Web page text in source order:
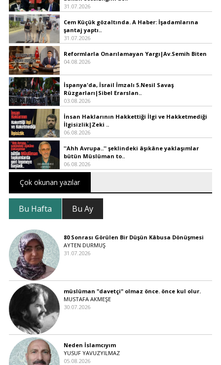
31.07.2026
Cem Küçük gözaltında. A Haber: İşadamlarına
şantaj yaptı..
31.07.2026
Reformlarla Onarılamayan Yargı|Av.Semih Biten
04.08.2026
İspanya'da, İsrail İmzalı 5.Nesil Savaş
Rüzgarları|Sibel Erarslan..
03.08.2026
İnsan Haklarının Hakkettiği İlgi ve Hakketmediği
İlgisizlik|Zeki ..
06.08.2026
''Ahh Avrupa..'' şeklindeki âşıkâne yaklaşımlar
bütün Müslüman to..
06.08.2026
Çok okunan yazılar
Bu Hafta Bu Ay
80 Sonrası Görülen Bir Düşün Kâbusa Dönüşmesi
AYTEN DURMUŞ
31.07.2026
müslüman "davetçi" olmaz önce. önce kul olur.
MUSTAFA AKMEŞE
30.07.2026
Neden İslamcıyım
YUSUF YAVUZYILMAZ
05.08.2026